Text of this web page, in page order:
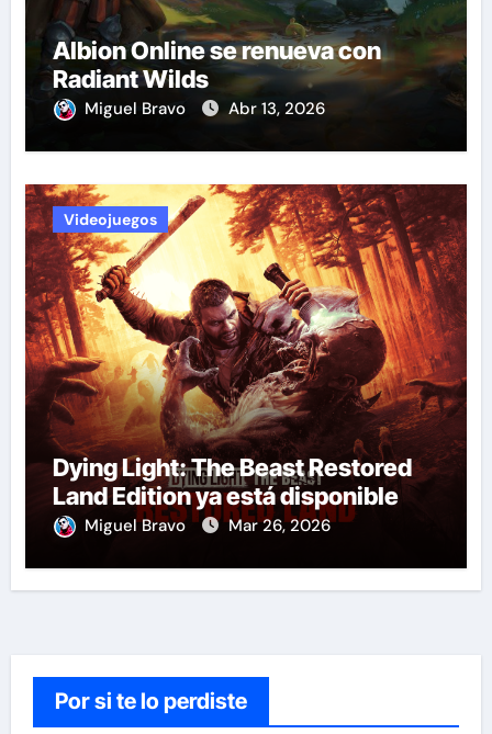
Albion Online se renueva con
Radiant Wilds
Miguel Bravo Abr 13, 2026
Videojuegos
Dying Light: The Beast Restored
Land Edition ya está disponible
Miguel Bravo Mar 26, 2026
Por si te lo perdiste